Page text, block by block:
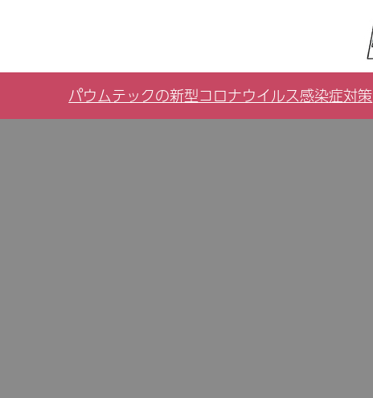
パウムテックの新型コロナウイルス感染症対策